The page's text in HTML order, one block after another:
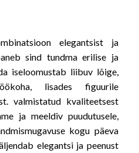
elegantsist ja
sind tundma erilise ja
iseloomustab liibuv lõige,
lisades figuurile
valmistatud kvaliteetsest
ja meeldiv puudutusele,
kogu päeva
elegantsi ja peenust